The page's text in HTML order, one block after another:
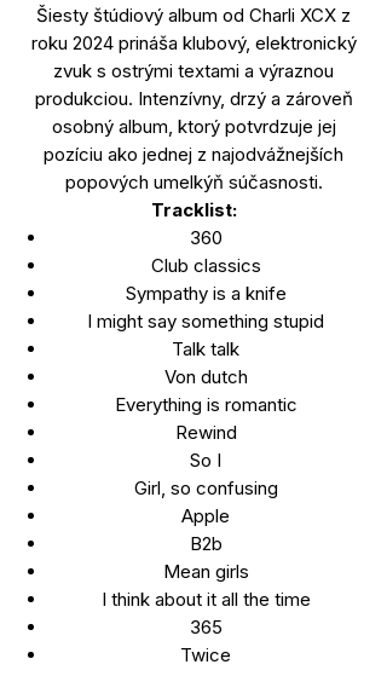
Šiesty štúdiový album od Charli XCX z
roku 2024 prináša klubový, elektronický
zvuk s ostrými textami a výraznou
produkciou. Intenzívny, drzý a zároveň
osobný album, ktorý potvrdzuje jej
pozíciu ako jednej z najodvážnejších
popových umelkýň súčasnosti.
Tracklist:
360
Club classics
Sympathy is a knife
I might say something stupid
Talk talk
Von dutch
Everything is romantic
Rewind
So I
Girl, so confusing
Apple
B2b
Mean girls
I think about it all the time
365
Twice